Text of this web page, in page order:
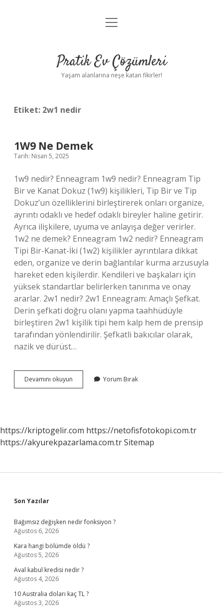
Anasayfa
Yasal Uyarı
menüyü
Pratik Ev Çözümleri
Yaşam alanlarına neşe katan fikirler!
Etiket: 2w1 nedir
1W9 Ne Demek
Tarih: Nisan 5, 2025
1w9 nedir? Enneagram 1w9 nedir? Enneagram Tip
Bir ve Kanat Dokuz (1w9) kişilikleri, Tip Bir ve Tip
Dokuz’un özelliklerini birleştirerek onları organize,
ayrıntı odaklı ve hedef odaklı bireyler haline getirir.
Ayrıca ilişkilere, uyuma ve anlayışa değer verirler.
1w2 ne demek? Enneagram 1w2 nedir? Enneagram
Tipi Bir-Kanat-İki (1w2) kişilikler ayrıntılara dikkat
eden, organize ve derin bağlantılar kurma arzusuyla
hareket eden kişilerdir. Kendileri ve başkaları için
yüksek standartlar belirlerken tanınma ve onay
ararlar. 2w1 nedir? 2w1 Enneagram: Amaçlı Şefkat.
Derin şefkati doğru olanı yapma taahhüdüyle
birleştiren 2w1 kişilik tipi hem kalp hem de prensip
tarafından yönlendirilir. Şefkatli bakıcılar olarak,
nazik ve dürüst…
Devamını okuyun
Ne
Yorum Bırak
https://kriptogelir.com https://netofisfotokopi.com.tr
https://akyurekpazarlama.com.trSitemap
Sidebar
Son Yazılar
Bağımsız değişken nedir fonksiyon ?
Ağustos 6, 2026
Kara hangi bölümde öldü ?
Ağustos 5, 2026
Aval kabul kredisi nedir ?
Ağustos 4, 2026
10 Australia doları kaç TL ?
Ağustos 3, 2026